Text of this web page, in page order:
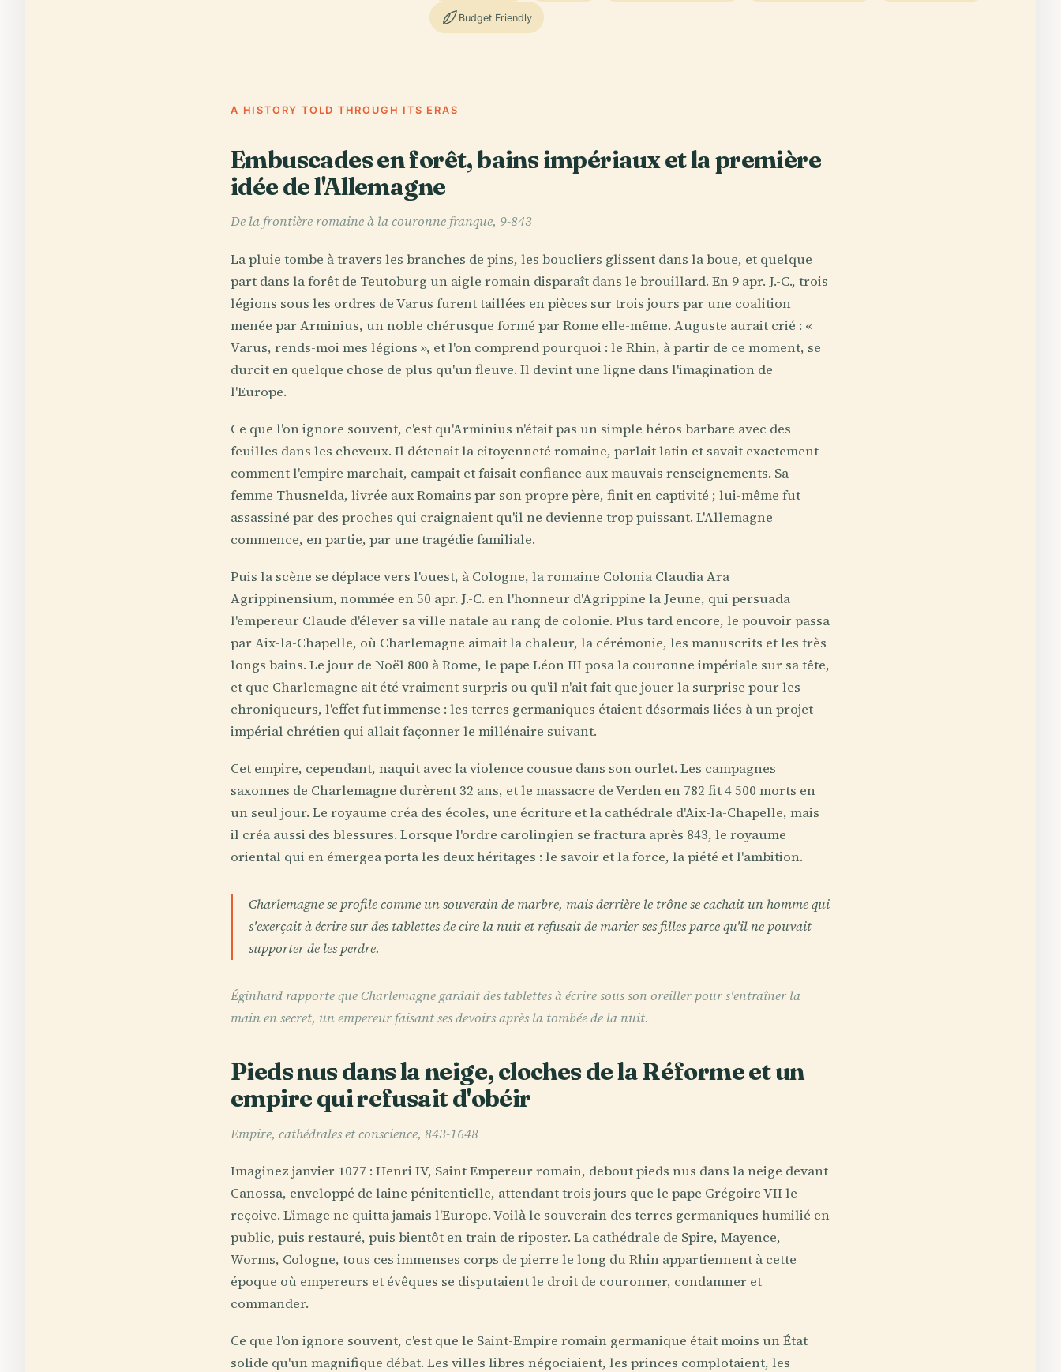
Budget Friendly
A HISTORY TOLD THROUGH ITS ERAS
Embuscades en forêt, bains impériaux et la première
idée de l'Allemagne
De la frontière romaine à la couronne franque, 9-843
La pluie tombe à travers les branches de pins, les boucliers glissent dans la boue, et quelque
part dans la forêt de Teutoburg un aigle romain disparaît dans le brouillard. En 9 apr. J.-C., trois
légions sous les ordres de Varus furent taillées en pièces sur trois jours par une coalition
menée par Arminius, un noble chérusque formé par Rome elle-même. Auguste aurait crié : «
Varus, rends-moi mes légions », et l'on comprend pourquoi : le Rhin, à partir de ce moment, se
durcit en quelque chose de plus qu'un fleuve. Il devint une ligne dans l'imagination de
l'Europe.
Ce que l'on ignore souvent, c'est qu'Arminius n'était pas un simple héros barbare avec des
feuilles dans les cheveux. Il détenait la citoyenneté romaine, parlait latin et savait exactement
comment l'empire marchait, campait et faisait confiance aux mauvais renseignements. Sa
femme Thusnelda, livrée aux Romains par son propre père, finit en captivité ; lui-même fut
assassiné par des proches qui craignaient qu'il ne devienne trop puissant. L'Allemagne
commence, en partie, par une tragédie familiale.
Puis la scène se déplace vers l'ouest, à Cologne, la romaine Colonia Claudia Ara
Agrippinensium, nommée en 50 apr. J.-C. en l'honneur d'Agrippine la Jeune, qui persuada
l'empereur Claude d'élever sa ville natale au rang de colonie. Plus tard encore, le pouvoir passa
par Aix-la-Chapelle, où Charlemagne aimait la chaleur, la cérémonie, les manuscrits et les très
longs bains. Le jour de Noël 800 à Rome, le pape Léon III posa la couronne impériale sur sa tête,
et que Charlemagne ait été vraiment surpris ou qu'il n'ait fait que jouer la surprise pour les
chroniqueurs, l'effet fut immense : les terres germaniques étaient désormais liées à un projet
impérial chrétien qui allait façonner le millénaire suivant.
Cet empire, cependant, naquit avec la violence cousue dans son ourlet. Les campagnes
saxonnes de Charlemagne durèrent 32 ans, et le massacre de Verden en 782 fit 4 500 morts en
un seul jour. Le royaume créa des écoles, une écriture et la cathédrale d'Aix-la-Chapelle, mais
il créa aussi des blessures. Lorsque l'ordre carolingien se fractura après 843, le royaume
oriental qui en émergea porta les deux héritages : le savoir et la force, la piété et l'ambition.
Charlemagne se profile comme un souverain de marbre, mais derrière le trône se cachait un homme qui
s'exerçait à écrire sur des tablettes de cire la nuit et refusait de marier ses filles parce qu'il ne pouvait
supporter de les perdre.
Éginhard rapporte que Charlemagne gardait des tablettes à écrire sous son oreiller pour s'entraîner la
main en secret, un empereur faisant ses devoirs après la tombée de la nuit.
Pieds nus dans la neige, cloches de la Réforme et un
empire qui refusait d'obéir
Empire, cathédrales et conscience, 843-1648
Imaginez janvier 1077 : Henri IV, Saint Empereur romain, debout pieds nus dans la neige devant
Canossa, enveloppé de laine pénitentielle, attendant trois jours que le pape Grégoire VII le
reçoive. L'image ne quitta jamais l'Europe. Voilà le souverain des terres germaniques humilié en
public, puis restauré, puis bientôt en train de riposter. La cathédrale de Spire, Mayence,
Worms, Cologne, tous ces immenses corps de pierre le long du Rhin appartiennent à cette
époque où empereurs et évêques se disputaient le droit de couronner, condamner et
commander.
Ce que l'on ignore souvent, c'est que le Saint-Empire romain germanique était moins un État
solide qu'un magnifique débat. Les villes libres négociaient, les princes complotaient, les